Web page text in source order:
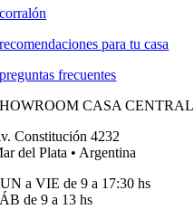
corralón
recomendaciones para tu casa
preguntas frecuentes
CASA CENTRAL
Constitución 4232
del Plata • Argentina
a VIE de 9 a 17:30 hs
de 9 a 13 hs